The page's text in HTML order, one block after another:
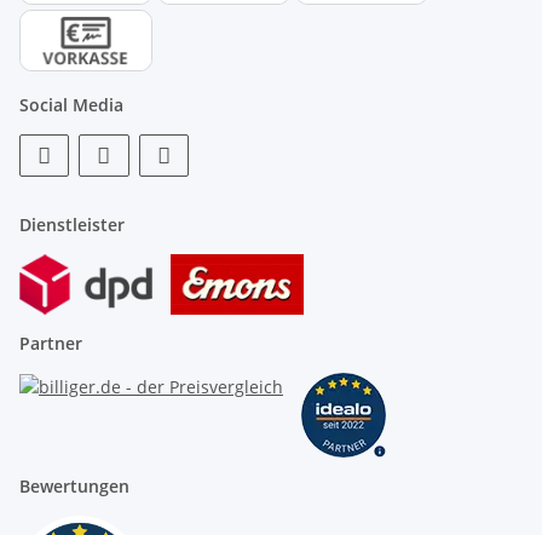
Social Media
Dienstleister
Partner
Bewertungen